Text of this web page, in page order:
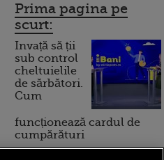
Prima pagina pe
scurt:
Invață să ții
sub control
cheltuielile
de sărbători.
Cum
funcționează cardul de
cumpărături